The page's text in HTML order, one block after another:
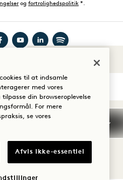
Lyde af 1
og fortrolighedspolitik *.
Hotels
YouTube
Hotels
på
LinkedIn
Hotels
Spotify
betingelser
af personlige oplysninger
til at indsamle
med vores
din browseroplevelse
For mere
se vores
Afvis ikke-essentiel